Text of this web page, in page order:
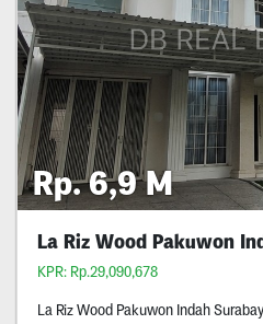
Rp. 6,9 M
La Riz Wood Pakuwon
KPR: Rp.29,090,678
La Riz Wood Pakuwon Indah